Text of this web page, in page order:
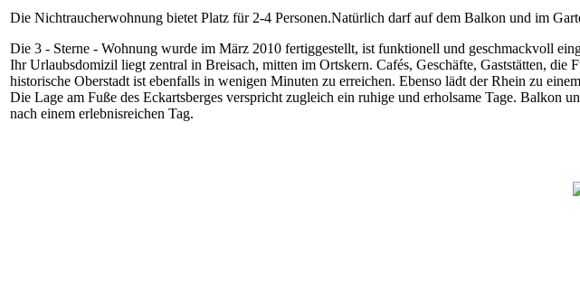
Die Nichtraucherwohnung bietet Platz für 2-4 Personen.Natürlich darf auf dem Balkon und im
Die 3 - Sterne - Wohnung wurde im März 2010 fertiggestellt, ist funktionell und geschmackvoll
Ihr Urlaubsdomizil liegt zentral in Breisach, mitten im Ortskern. Cafés, Geschäfte, Gaststätten,
historische Oberstadt ist ebenfalls in wenigen Minuten zu erreichen. Ebenso lädt der Rhein zu
Die Lage am Fuße des Eckartsberges verspricht zugleich ein ruhige und erholsame Tage. Balkon
nach einem erlebnisreichen Tag.